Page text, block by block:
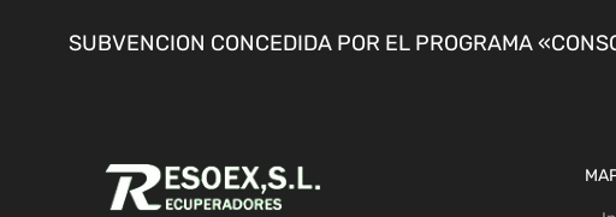
SUBVENCION CONCEDIDA POR EL PROGRAMA